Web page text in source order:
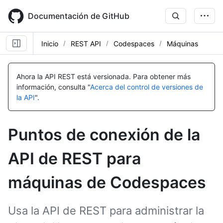
main
content
Documentación de GitHub
Inicio REST API Codespaces Máquinas
Ahora la API REST está versionada. Para obtener más
información, consulta "Acerca del control de versiones de
la API".
Puntos de conexión de la
API de REST para
máquinas de Codespaces
Usa la API de REST para administrar la
Nombre,
Tipo,
Descripción
Nombre,
Tipo,
Descripción
Nombre,
Tipo,
Descripción
Nombre,
Tipo,
Descripción
Nombre,
Tipo,
Descripción